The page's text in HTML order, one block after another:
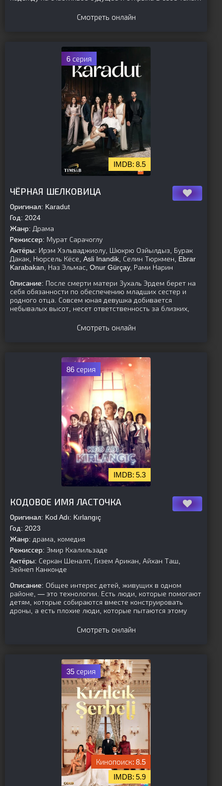
Смотреть онлайн
6 серия
8.5
ЧЁРНАЯ ШЕЛКОВИЦА
Оригинал: Karadut
Год: 2024
Жанр: Драма
Режиссер: Мурат Сарачоглу
Актёры: Ирэм Хэльваджиолу, Шюкрю Озйылдыз, Бурак
Дакак, Нюрсель Кёсе, Asli Inandik, Селин Тюркмен, Ebrar
Karabakan, Наз Эльмас, Onur Gürçay, Рами Нарин
Описание: После смерти матери Зухаль Эрдем берет на
себя обязанности по обеспечению младших сестер и
родного отца. Совсем юная девушка добивается
небывалых высот, несет ответственность за близких,
Смотреть онлайн
86 серия
5.3
КОДОВОЕ ИМЯ ЛАСТОЧКА
Оригинал: Kod Adı: Kırlangıç
Год: 2023
Жанр: драма, комедия
Режиссер: Эмир Кхалильзаде
Актёры: Серкан Шеналп, Гизем Арикан, Айхан Таш,
Зейнеп Канконде
Описание: Общее интерес детей, живущих в одном
районе, — это технологии. Есть люди, которые помогают
детям, которые собираются вместе конструировать
дроны, а есть плохие люди, которые пытаются этому
Смотреть онлайн
35 серия
8.5
5.9